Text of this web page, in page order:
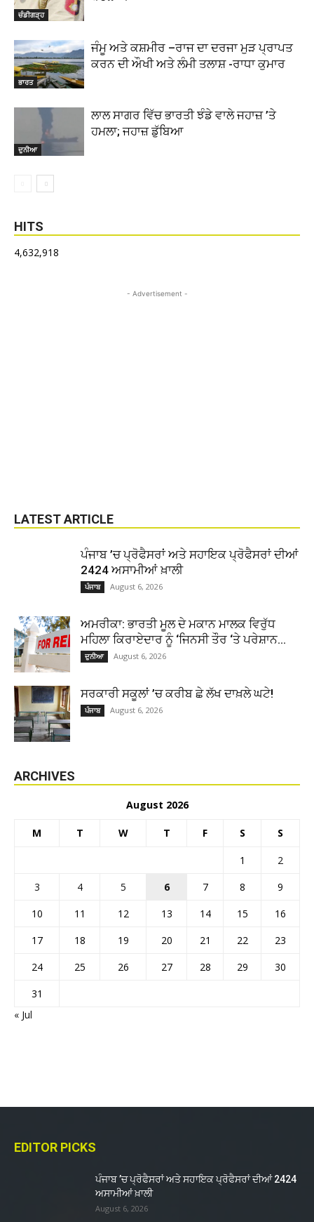
ਚੰਡੀਗੜ੍ਹ
ਭਾਰਤ
ਜੰਮੂ ਅਤੇ ਕਸ਼ਮੀਰ –ਰਾਜ ਦਾ ਦਰਜਾ ਮੁੜ ਪ੍ਰਾਪਤ
ਕਰਨ ਦੀ ਔਖੀ ਅਤੇ ਲੰਮੀ ਤਲਾਸ਼ -ਰਾਧਾ ਕੁਮਾਰ
ਦੁਨੀਆ
ਲਾਲ ਸਾਗਰ ਵਿੱਚ ਭਾਰਤੀ ਝੰਡੇ ਵਾਲੇ ਜਹਾਜ਼ ’ਤੇ
ਹਮਲਾ; ਜਹਾਜ਼ ਡੁੱਬਿਆ
HITS
4,632,918
- Advertisement -
LATEST ARTICLE
ਪੰਜਾਬ ’ਚ ਪ੍ਰੋਫੈਸਰਾਂ ਅਤੇ ਸਹਾਇਕ ਪ੍ਰੋਫੈਸਰਾਂ ਦੀਆਂ
2424 ਅਸਾਮੀਆਂ ਖ਼ਾਲੀ
ਪੰਜਾਬ August 6, 2026
ਅਮਰੀਕਾ: ਭਾਰਤੀ ਮੂਲ ਦੇ ਮਕਾਨ ਮਾਲਕ ਵਿਰੁੱਧ
ਮਹਿਲਾ ਕਿਰਾਏਦਾਰ ਨੂੰ ‘ਜਿਨਸੀ ਤੌਰ ‘ਤੇ ਪਰੇਸ਼ਾਨ...
ਦੁਨੀਆ August 6, 2026
ਸਰਕਾਰੀ ਸਕੂਲਾਂ ’ਚ ਕਰੀਬ ਛੇ ਲੱਖ ਦਾਖ਼ਲੇ ਘਟੇ!
ਪੰਜਾਬ August 6, 2026
ARCHIVES
August 2026
M T W T F S S
1
2
3
4 5 6 7 8
9
10
11 12 13 14 15
16
17
18 19 20 21 22
23
24
25 26 27 28 29
30
31
« Jul
EDITOR PICKS
ਪੰਜਾਬ ’ਚ ਪ੍ਰੋਫੈਸਰਾਂ ਅਤੇ ਸਹਾਇਕ ਪ੍ਰੋਫੈਸਰਾਂ ਦੀਆਂ 2424
ਅਸਾਮੀਆਂ ਖ਼ਾਲੀ
August 6, 2026